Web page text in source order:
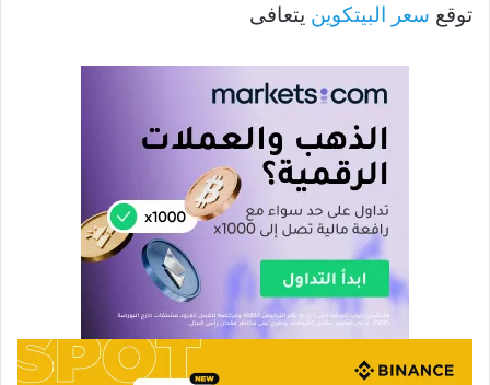
توقع سعر البيتكوين يتعافى